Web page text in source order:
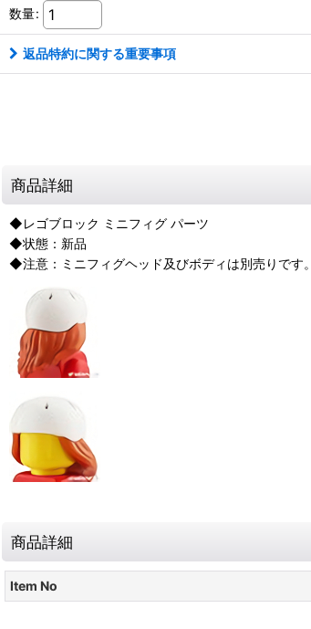
数量:
返品特約に関する重要事項
商品詳細
◆レゴブロック ミニフィグ パーツ
◆状態：新品
◆注意：ミニフィグヘッド及びボディは別売りです。
商品詳細
Item No